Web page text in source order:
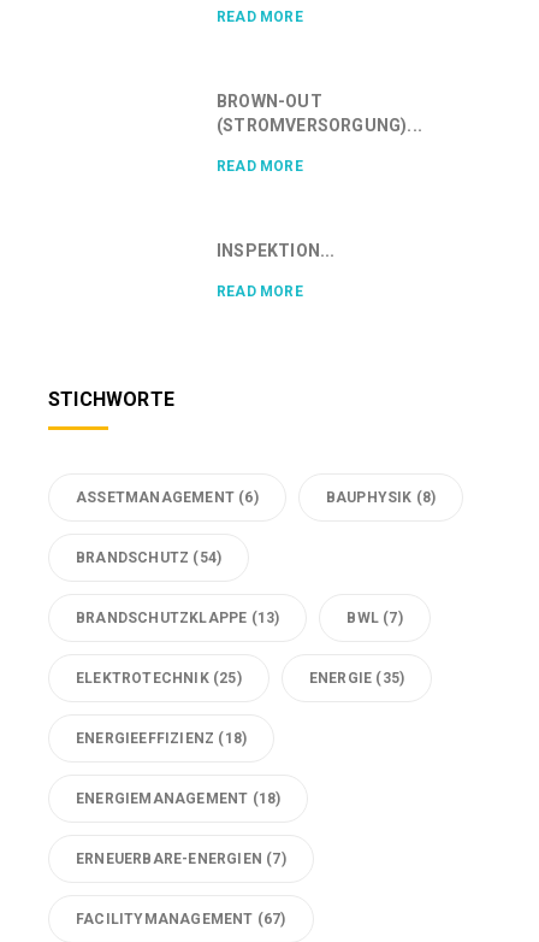
READ MORE
BROWN-OUT
(STROMVERSORGUNG)...
READ MORE
INSPEKTION...
READ MORE
STICHWORTE
ASSETMANAGEMENT (6) BAUPHYSIK (8)
BRANDSCHUTZ (54)
BRANDSCHUTZKLAPPE (13) BWL (7)
ELEKTROTECHNIK(25) ENERGIE (35)
ENERGIEEFFIZIENZ (18)
ENERGIEMANAGEMENT (18)
ERNEUERBARE-ENERGIEN (7)
FACILITYMANAGEMENT (67)